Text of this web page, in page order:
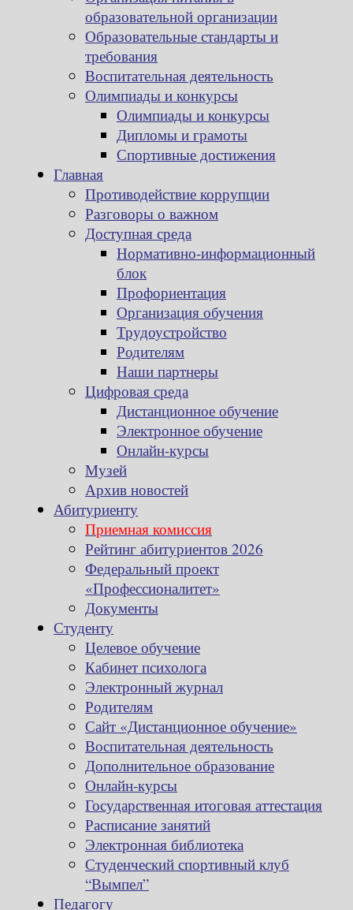
образовательной организации
Образовательные стандарты и
требования
Воспитательная деятельность
Олимпиады и конкурсы
Олимпиады и конкурсы
Дипломы и грамоты
Спортивные достижения
Главная
Противодействие коррупции
Разговоры о важном
Доступная среда
Нормативно-информационный
блок
Профориентация
Организация обучения
Трудоустройство
Родителям
Наши партнеры
Цифровая среда
Дистанционное обучение
Электронное обучение
Онлайн-курсы
Музей
Архив новостей
Абитуриенту
Приемная комиссия
Рейтинг абитуриентов 2026
Федеральный проект
«Профессионалитет»
Документы
Студенту
Целевое обучение
Кабинет психолога
Электронный журнал
Родителям
Сайт «Дистанционное обучение»
Воспитательная деятельность
Дополнительное образование
Онлайн-курсы
Государственная итоговая аттестация
Расписание занятий
Электронная библиотека
Студенческий спортивный клуб
“Вымпел”
Педагогу